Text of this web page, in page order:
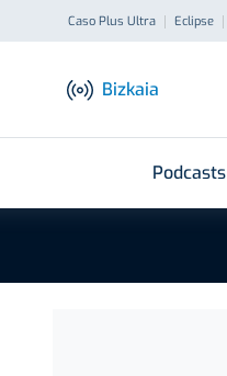
Caso Plus Ultra Eclipse
Bizkaia
Podcasts